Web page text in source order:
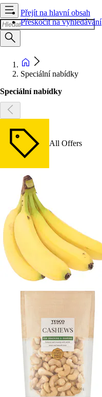
Přejít na hlavní obsah
Přeskočit na vyhledávání
Speciální nabídky
Speciální nabídky
All Offers